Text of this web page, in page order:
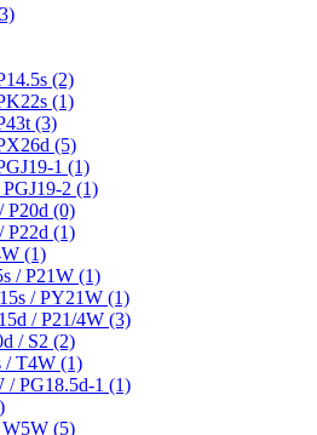
(2)
(1)
(3)
(5)
1 (1)
2 (1)
P20d (0)
P22d (1)
(1)
/ P21W (1)
/ PY21W (1)
/ P21/4W (3)
/ S2 (2)
/ T4W (1)
/ PG18.5d-1 (1)
(5)